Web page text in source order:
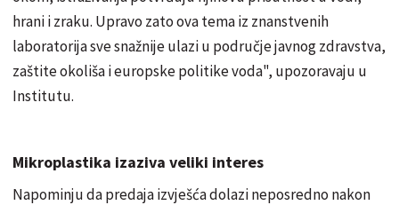
hrani i zraku. Upravo zato ova tema iz znanstvenih
laboratorija sve snažnije ulazi u područje javnog zdravstva,
zaštite okoliša i europske politike voda", upozoravaju u
Institutu.
Mikroplastika izaziva veliki interes
Napominju da predaja izvješća dolazi neposredno nakon